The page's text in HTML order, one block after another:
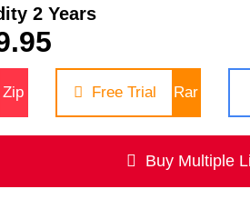
2 Years
Zip Free Trial Rar
Buy Multiple